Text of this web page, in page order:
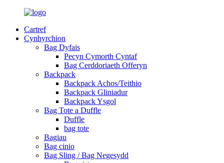
Cartref
Cynhyrchion
Bag Dyfais
Pecyn Cymorth Cyntaf
Bag Cerddoriaeth Offeryn
Backpack
Backpack Achos/Teithio
Backpack Gliniadur
Backpack Ysgol
Bag Tote a Duffle
Duffle
bag tote
Bagiau
Bag cinio
Bag Sling / Bag Negesydd